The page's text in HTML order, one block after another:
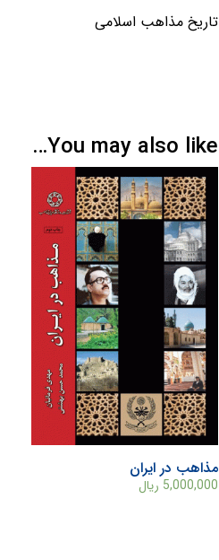
تاریخ مذاهب اسلامی
You may also like…
مذاهب در ایران
5,000,000 ریال